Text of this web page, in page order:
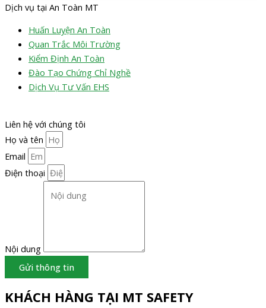
Dịch vụ tại An Toàn MT
Huấn Luyện An Toàn
Quan Trắc Môi Trường
Kiểm Định An Toàn
Đào Tạo Chứng Chỉ Nghề
Dịch Vụ Tư Vấn EHS
Liên hệ với chúng tôi
Họ và tên
Email
Điện thoại
Nội dung
Gửi thông tin
KHÁCH HÀNG TẠI MT SAFETY